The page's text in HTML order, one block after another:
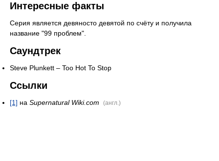
Интересные факты
Серия является девяносто девятой по счёту и получила
название "99 проблем".
Саундтрек
Steve Plunkett – Too Hot To Stop
Ссылки
[1] на Supernatural Wiki.com (англ.)